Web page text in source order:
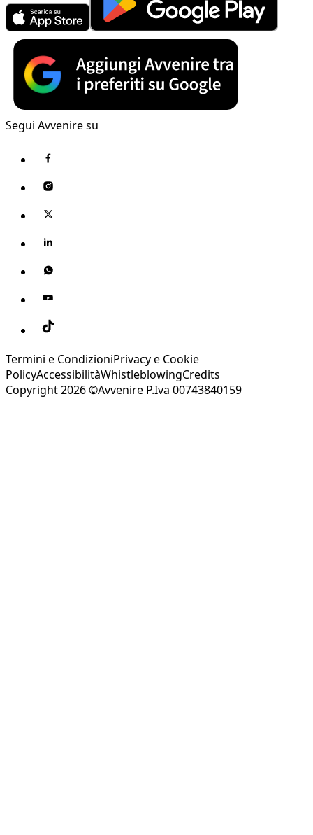
Segui Avvenire su
Termini e CondizioniPrivacy e Cookie
PolicyAccessibilitàWhistleblowingCredits
Copyright 2026 ©Avvenire P.Iva 00743840159